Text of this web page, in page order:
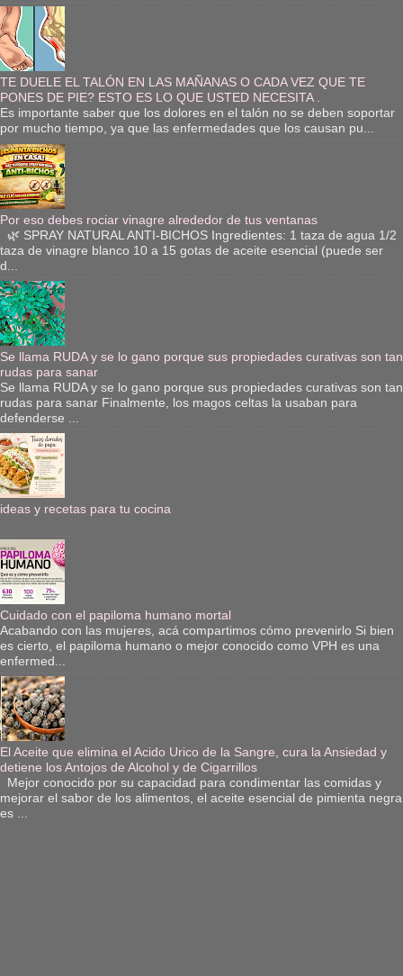
TE DUELE EL TALÓN EN LAS MAÑANAS O CADA VEZ QUE TE
PONES DE PIE? ESTO ES LO QUE USTED NECESITA .
Es importante saber que los dolores en el talón no se deben soportar
por mucho tiempo, ya que las enfermedades que los causan pu...
Por eso debes rociar vinagre alrededor de tus ventanas
🌿 SPRAY NATURAL ANTI-BICHOS Ingredientes: 1 taza de agua 1/2
taza de vinagre blanco 10 a 15 gotas de aceite esencial (puede ser
d...
Se llama RUDA y se lo gano porque sus propiedades curativas son tan
rudas para sanar
Se llama RUDA y se lo gano porque sus propiedades curativas son tan
rudas para sanar Finalmente, los magos celtas la usaban para
defenderse ...
ideas y recetas para tu cocina
Cuidado con el papiloma humano mortal
Acabando con las mujeres, acá compartimos cómo prevenirlo Si bien
es cierto, el papiloma humano o mejor conocido como VPH es una
enfermed...
El Aceite que elimina el Acido Urico de la Sangre, cura la Ansiedad y
detiene los Antojos de Alcohol y de Cigarrillos
Mejor conocido por su capacidad para condimentar las comidas y
mejorar el sabor de los alimentos, el aceite esencial de pimienta negra
es ...